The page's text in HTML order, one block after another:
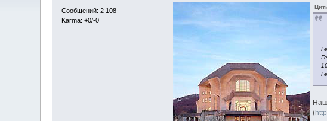
Сообщений: 2 108
Karma: +0/-0
(